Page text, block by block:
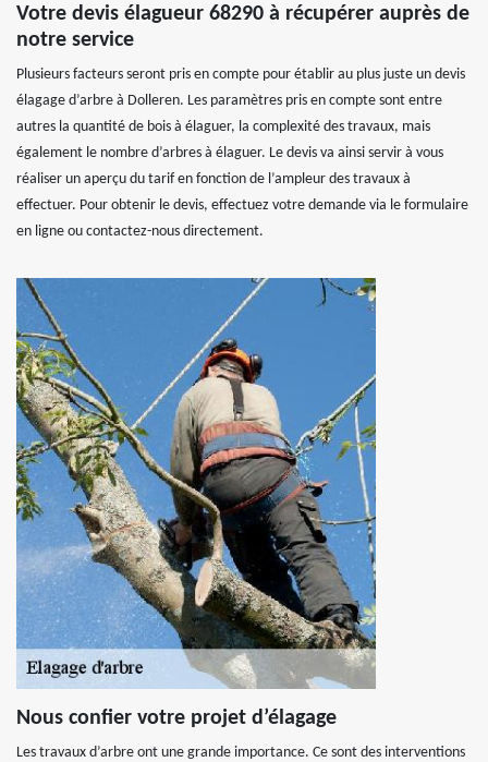
Votre devis élagueur 68290 à récupérer auprès de
notre service
Plusieurs facteurs seront pris en compte pour établir au plus juste un devis
élagage d’arbre à Dolleren. Les paramètres pris en compte sont entre
autres la quantité de bois à élaguer, la complexité des travaux, mais
également le nombre d’arbres à élaguer. Le devis va ainsi servir à vous
réaliser un aperçu du tarif en fonction de l’ampleur des travaux à
effectuer. Pour obtenir le devis, effectuez votre demande via le formulaire
en ligne ou contactez-nous directement.
Nous confier votre projet d’élagage
Les travaux d’arbre ont une grande importance. Ce sont des interventions